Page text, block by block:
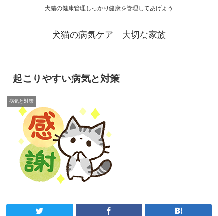
犬猫の健康管理しっかり健康を管理してあげよう
犬猫の病気ケア 大切な家族
起こりやすい病気と対策
病気と対策